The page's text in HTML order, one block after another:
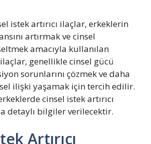
istek artırıcı ilaçlar, erkeklerin
artırmak ve cinsel
amacıyla kullanılan
genellikle cinsel gücü
sorunlarını çözmek ve daha
ilişki yaşamak için tercih edilir.
cinsel istek artırıcı
detaylı bilgiler verilecektir.
Artırıcı